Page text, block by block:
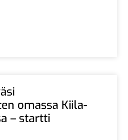
omassa Kiila-
– startti